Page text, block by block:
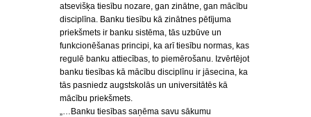
atsevišķa tiesību nozare, gan zinātne, gan mācību
disciplīna. Banku tiesību kā zinātnes pētījuma
priekšmets ir banku sistēma, tās uzbūve un
funkcionēšanas principi, ka arī tiesību normas, kas
regulē banku attiecības, to piemērošanu. Izvērtējot
banku tiesības kā mācību disciplīnu ir jāsecina, ka
tās pasniedz augstskolās un universitātēs kā
mācību priekšmets.
„…Banku tiesības saņēma savu sākumu